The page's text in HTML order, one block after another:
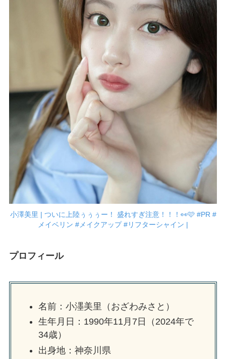
小澤美里 | ついに上陸ぅぅぅー！ 盛れすぎ注意！！！👀🩷 #PR #
メイベリン #メイクアップ #リフターシャイン |
プロフィール
名前：小濹美里（おざわみさと）
生年月日：1990年11月7日（2024年で
34歳）
出身地：神奈川県